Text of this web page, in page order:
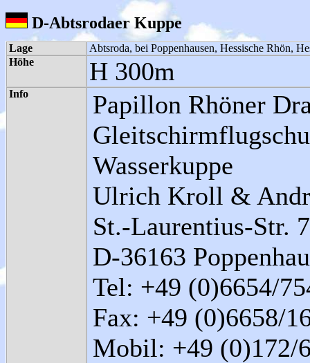
D-Abtsrodaer Kuppe
Lage
Abtsroda, bei Poppenhausen, Hessische Rhön,
Höhe
H 300m
Info
Papillon Rhöner
Wasserkuppe
Ulrich Kroll &
St.-Laurentius-Str. 7
D-36163
Tel: +49 (0)6654/
Fax: +49 (0)6658/
Mobil: +49 (0)172/